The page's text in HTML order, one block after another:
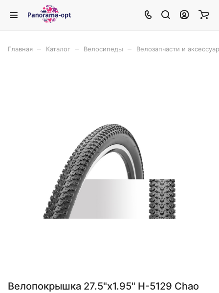
Главная Каталог Велосипеды Велозапчасти и
Велопокрышка 27.5"x1.95" H-5129 Chao